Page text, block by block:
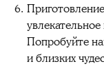
Попробуйте
и близких